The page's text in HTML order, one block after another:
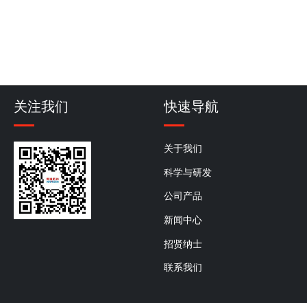
关注我们 快速导航
关于我们
科学与研发
公司产品
新闻中心
招贤纳士
联系我们